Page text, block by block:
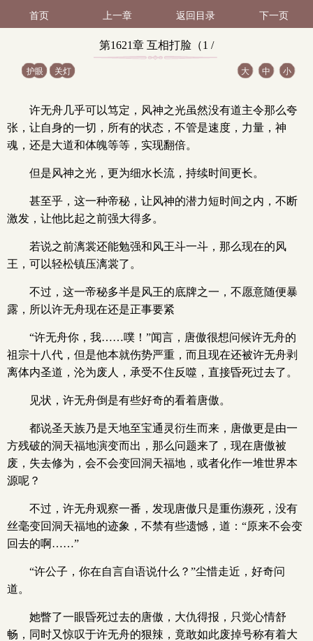
首页 上一章 返回目录 下一页
第1621章 互相打脸（1 /
护眼 关灯 大 中 小
许无舟几乎可以笃定，风神之光虽然没有道主令那么夸
张，让自身的一切，所有的状态，不管是速度，力量，神
魂，还是大道和体魄等等，实现翻倍。
但是风神之光，更为细水长流，持续时间更长。
甚至乎，这一种帝秘，让风神的潜力短时间之内，不断
激发，让他比起之前强大得多。
若说之前漓裳还能勉强和风王斗一斗，那么现在的风
王，可以轻松镇压漓裳了。
不过，这一帝秘多半是风王的底牌之一，不愿意随便暴
露，所以许无舟现在还是正事要紧
“许无舟你，我……噗！”闻言，唐傲很想问候许无舟的
祖宗十八代，但是他本就伤势严重，而且现在还被许无舟剥
离体内圣道，沦为废人，承受不住反噬，直接昏死过去了。
见状，许无舟倒是有些好奇的看着唐傲。
都说圣天族乃是天地至宝通灵衍生而来，唐傲更是由一
方残破的洞天福地演变而出，那么问题来了，现在唐傲被
废，失去修为，会不会变回洞天福地，或者化作一堆世界本
源呢？
不过，许无舟观察一番，发现唐傲只是重伤濒死，没有
丝毫变回洞天福地的迹象，不禁有些遗憾，道：“原来不会变
回去的啊……”
“许公子，你在自言自语说什么？”尘惜走近，好奇问
道。
她瞥了一眼昏死过去的唐傲，大仇得报，只觉心情舒
畅，同时又惊叹于许无舟的狠辣，竟敢如此废掉号称有着大